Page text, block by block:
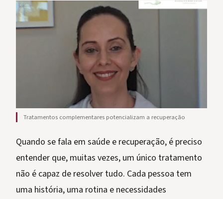
Tratamentos complementares potencializam a recuperação
Quando se fala em saúde e recuperação, é preciso
entender que, muitas vezes, um único tratamento
não é capaz de resolver tudo. Cada pessoa tem
uma história, uma rotina e necessidades